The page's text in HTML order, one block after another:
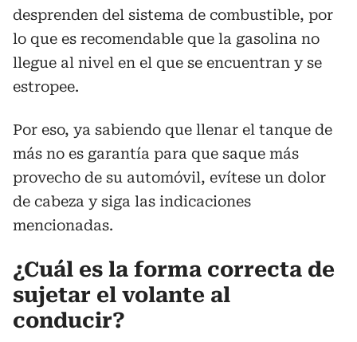
desprenden del sistema de combustible, por
lo que es recomendable que la gasolina no
llegue al nivel en el que se encuentran y se
estropee.
Por eso, ya sabiendo que llenar el tanque de
más no es garantía para que saque más
provecho de su automóvil, evítese un dolor
de cabeza y siga las indicaciones
mencionadas.
¿Cuál es la forma correcta de
sujetar el volante al
conducir?